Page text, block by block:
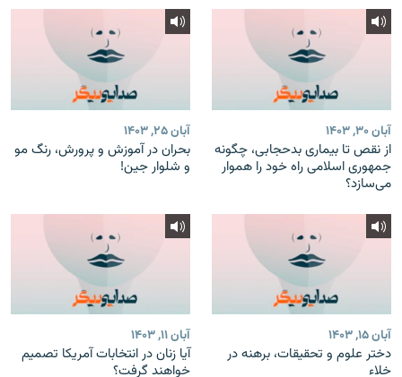
آبان ۳۰, ۱۴۰۳
از نقص تا بیماری بدحجابی، چگونه
جمهوری اسلامی راه خود را هموار
می‌سازد؟
آبان ۲۵, ۱۴۰۳
بحران در آموزش و پرورش، رنگ مو
و شلوار جین!
آبان ۱۵, ۱۴۰۳
دختر علوم و تحقیقات، برهنه در
خلاء
آبان ۱۱, ۱۴۰۳
آیا زنان در انتخابات آمریکا تصمیم
خواهند گرفت؟